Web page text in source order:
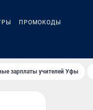
ПРОМОКОДЫ
зарплаты учителей Уфы